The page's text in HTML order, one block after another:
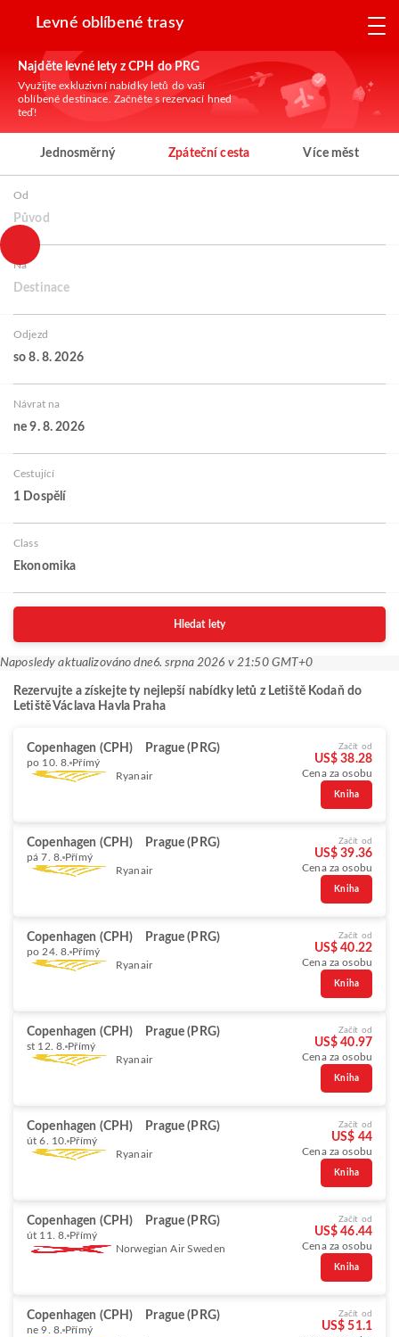
Levné oblíbené trasy
Najděte levné lety z CPH do PRG
Využijte exkluzivní nabídky letů do vaší
oblíbené destinace. Začněte s rezervací hned
teď!
Jednosměrný Zpáteční cesta Více měst
Od
Původ
Na
Destinace
Odjezd
so 8. 8. 2026
Návrat na
ne 9. 8. 2026
Cestující
1 Dospělí
Class
Ekonomika
Hledat lety
Naposledy aktualizováno dne6. srpna 2026 v 21:50 GMT+0
Rezervujte a získejte ty nejlepší nabídky letů z Letiště Kodaň do
Letiště Václava Havla Praha
Copenhagen (CPH) Prague (PRG)
po 10. 8. Přímý
Ryanair
Začít od
US$ 38.28
Cena za osobu
Kniha
Copenhagen (CPH) Prague (PRG)
pá 7. 8. Přímý
Ryanair
Začít od
US$ 39.36
Cena za osobu
Kniha
Copenhagen (CPH) Prague (PRG)
po 24. 8. Přímý
Ryanair
Začít od
US$ 40.22
Cena za osobu
Kniha
Copenhagen (CPH) Prague (PRG)
st 12. 8. Přímý
Ryanair
Začít od
US$ 40.97
Cena za osobu
Kniha
Copenhagen (CPH) Prague (PRG)
út 6. 10. Přímý
Ryanair
Začít od
US$ 44
Cena za osobu
Kniha
Copenhagen (CPH) Prague (PRG)
út 11. 8. Přímý
Norwegian Air Sweden
Začít od
US$ 46.44
Cena za osobu
Kniha
Copenhagen (CPH) Prague (PRG)
ne 9. 8. Přímý
Začít od
US$ 51.1